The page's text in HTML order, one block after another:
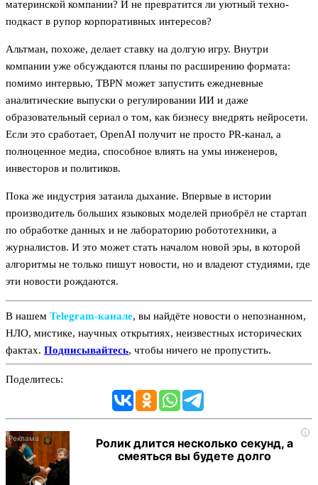
материнской компании? И не превратится ли уютный техно-
подкаст в рупор корпоративных интересов?
Альтман, похоже, делает ставку на долгую игру. Внутри
компании уже обсуждаются планы по расширению формата:
помимо интервью, TBPN может запустить ежедневные
аналитические выпуски о регулировании ИИ и даже
образовательный сериал о том, как бизнесу внедрять нейросети.
Если это сработает, OpenAI получит не просто PR-канал, а
полноценное медиа, способное влиять на умы инженеров,
инвесторов и политиков.
Пока же индустрия затаила дыхание. Впервые в истории
производитель больших языковых моделей приобрёл не стартап
по обработке данных и не лабораторию робототехники, а
журналистов. И это может стать началом новой эры, в которой
алгоритмы не только пишут новости, но и владеют студиями, где
эти новости рождаются.
В нашем Telegram‑канале, вы найдёте новости о непознанном,
НЛО, мистике, научных открытиях, неизвестных исторических
фактах. Подписывайтесь, чтобы ничего не пропустить.
Поделитесь:
i
Ролик длится несколько секунд, а
смеяться вы будете долго